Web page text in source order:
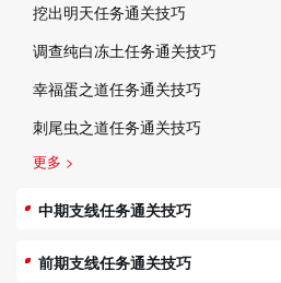
挖出明天任务通关技巧
调查纯白冻土任务通关技巧
幸福蛋之道任务通关技巧
刺尾虫之道任务通关技巧
更多 >
中期支线任务通关技巧
前期支线任务通关技巧